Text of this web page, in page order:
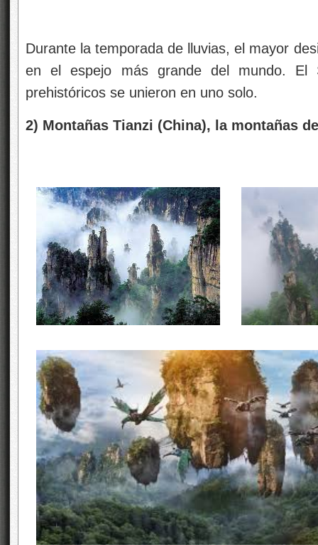
Durante la temporada de lluvias, el mayor
en el espejo más grande del mundo. El
prehistóricos se unieron en uno solo.
2) Montañas Tianzi (China), la montañas